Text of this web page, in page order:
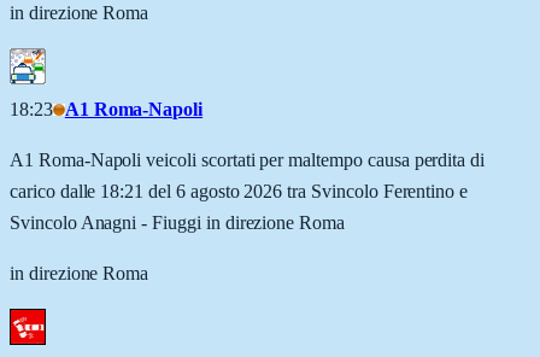
in direzione Roma
18:23 A1 Roma-Napoli
A1 Roma-Napoli veicoli scortati per maltempo causa perdita di
carico dalle 18:21 del 6 agosto 2026 tra Svincolo Ferentino e
Svincolo Anagni - Fiuggi in direzione Roma
in direzione Roma